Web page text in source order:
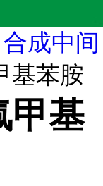
合成中间
基苯胺
甲基